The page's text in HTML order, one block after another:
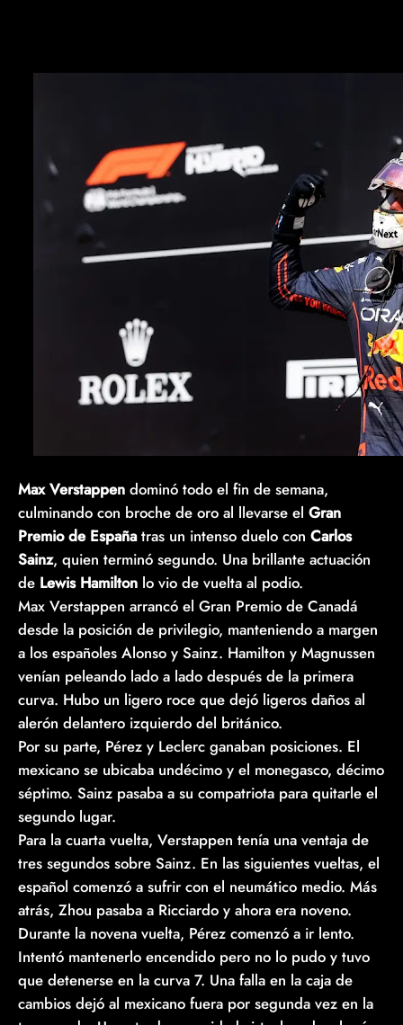
Max Verstappen dominó todo el fin de semana,
culminando con broche de oro al llevarse el Gran
Premio de Españatras un intenso duelo con Carlos
Sainz, quien terminó segundo. Una brillante actuación
de Lewis Hamilton lo vio de vuelta al podio.
Max Verstappen arrancó el Gran Premio de Canadá
desde la posición de privilegio, manteniendo a margen
a los españoles Alonso y Sainz. Hamilton y Magnussen
venían peleando lado a lado después de la primera
curva. Hubo un ligero roce que dejó ligeros daños al
alerón delantero izquierdo del británico.
Por su parte, Pérez y Leclerc ganaban posiciones. El
mexicano se ubicaba undécimo y el monegasco, décimo
séptimo. Sainz pasaba a su compatriota para quitarle el
segundo lugar.
Para la cuarta vuelta, Verstappen tenía una ventaja de
tres segundos sobre Sainz. En las siguientes vueltas, el
español comenzó a sufrir con el neumático medio. Más
atrás, Zhou pasaba a Ricciardo y ahora era noveno.
Durante la novena vuelta, Pérez comenzó a ir lento.
Intentó mantenerlo encendido pero no lo pudo y tuvo
que detenerse en la curva 7. Una falla en la caja de
cambios dejó al mexicano fuera por segunda vez en la